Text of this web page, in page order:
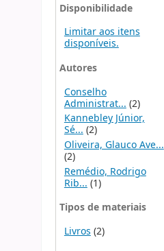
Disponibilidade
Limitar aos itens
disponíveis.
Autores
Conselho
Administrat... (2)
Kannebley Júnior,
Sé...(2)
Oliveira, Glauco Ave...
(2)
Remédio, Rodrigo
Rib... (1)
Tipos de materiais
Livros (2)